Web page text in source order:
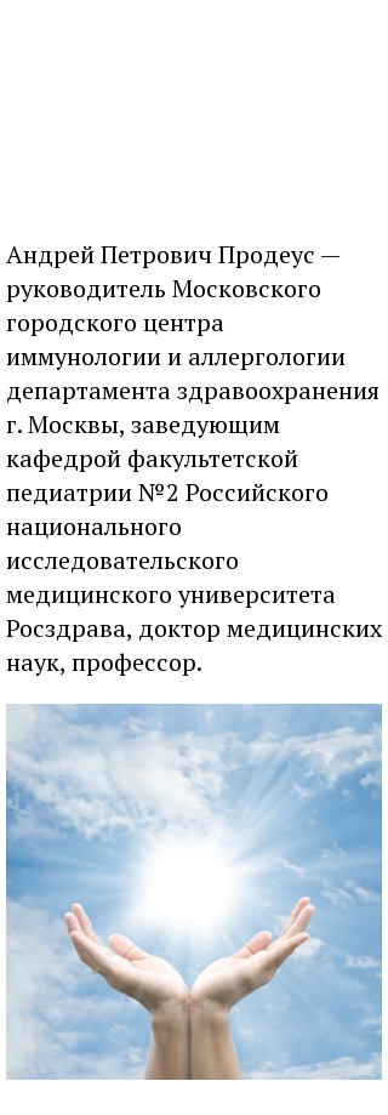
Андрей Петрович Продеус —
руководитель Московского
городского центра
иммунологии и аллергологии
департамента здравоохранения
г. Москвы, заведующим
кафедрой факультетской
педиатрии №2 Российского
национального
исследовательского
медицинского университета
Росздрава, доктор медицинских
наук, профессор.